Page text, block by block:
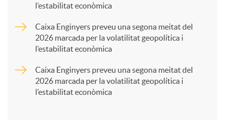
l’estabilitat econòmica
Caixa Enginyers preveu una segona meitat del
2026 marcada per la volatilitat geopolítica i
l’estabilitat econòmica
Caixa Enginyers preveu una segona meitat del
2026 marcada per la volatilitat geopolítica i
l’estabilitat econòmica